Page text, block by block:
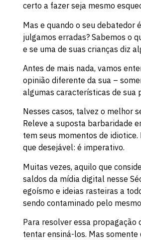
certo a fazer seja mesmo
Mas e quando o seu debatedor
julgamos erradas? Sabemos o
e se uma de suas crianças diz
Antes de mais nada, vamos
opinião diferente da sua –
algumas características de sua
Nesses casos, talvez o melhor
Releve a suposta barbaridade
tem seus momentos de
que desejável: é imperativo.
Muitas vezes, aquilo que
saldos da mídia digital nesse
egoísmo e ideias rasteiras a
sendo contaminado pelo
Para resolver essa propagação
tentar ensiná-los. Mas somente